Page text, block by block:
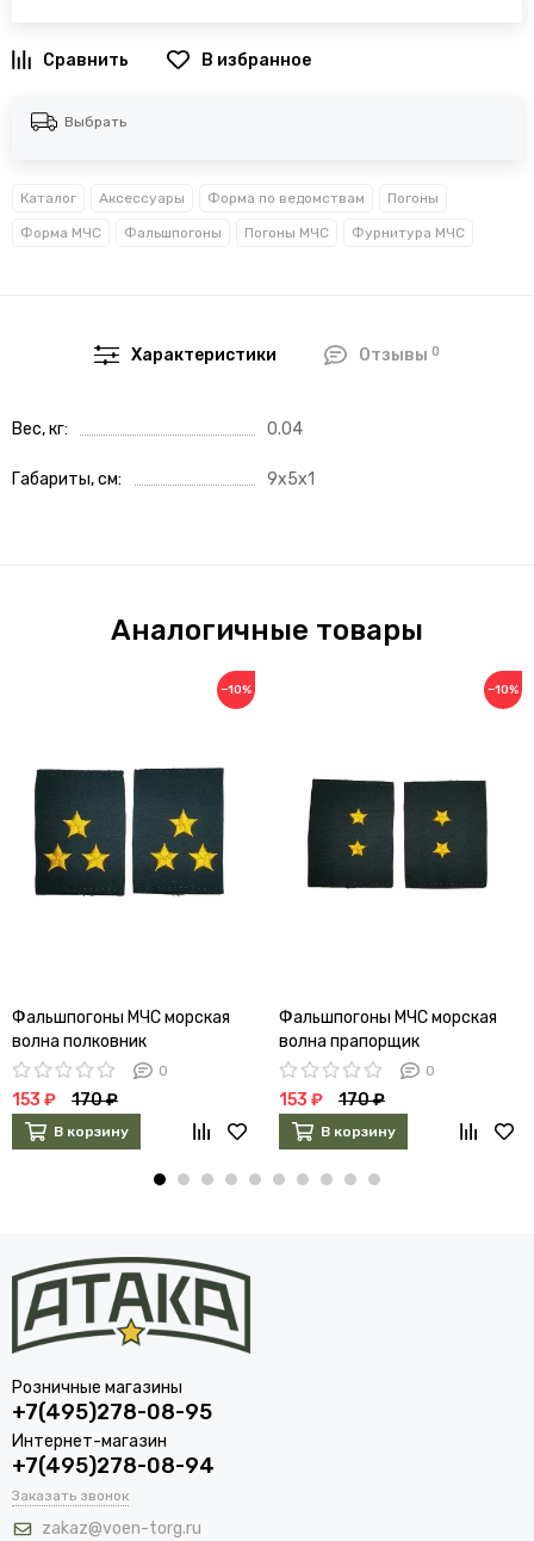
В избранное
Выбрать
Каталог Аксессуары Форма по ведомствам Погоны
Форма МЧС Фальшпогоны Погоны МЧС Фурнитура МЧС
Характеристики Отзывы 0
Вес, кг 0.04
Габариты, см 9x5x1
Аналогичные товары
−10%
Фальшпогоны МЧС морская
волна полковник
0
153 ₽ 170 ₽
В корзину
−10%
Фальшпогоны МЧС морская
волна прапорщик
0
153 ₽ 170 ₽
В корзину
Розничные магазины
+7(495)278-08-95
Интернет-магазин
+7(495)278-08-94
Заказать звонок
zakaz@voen-torg.ru